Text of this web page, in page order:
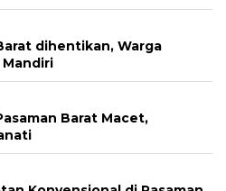
dihentikan, Warga
Mandiri
Barat Macet,